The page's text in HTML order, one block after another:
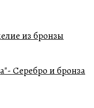
из бронзы